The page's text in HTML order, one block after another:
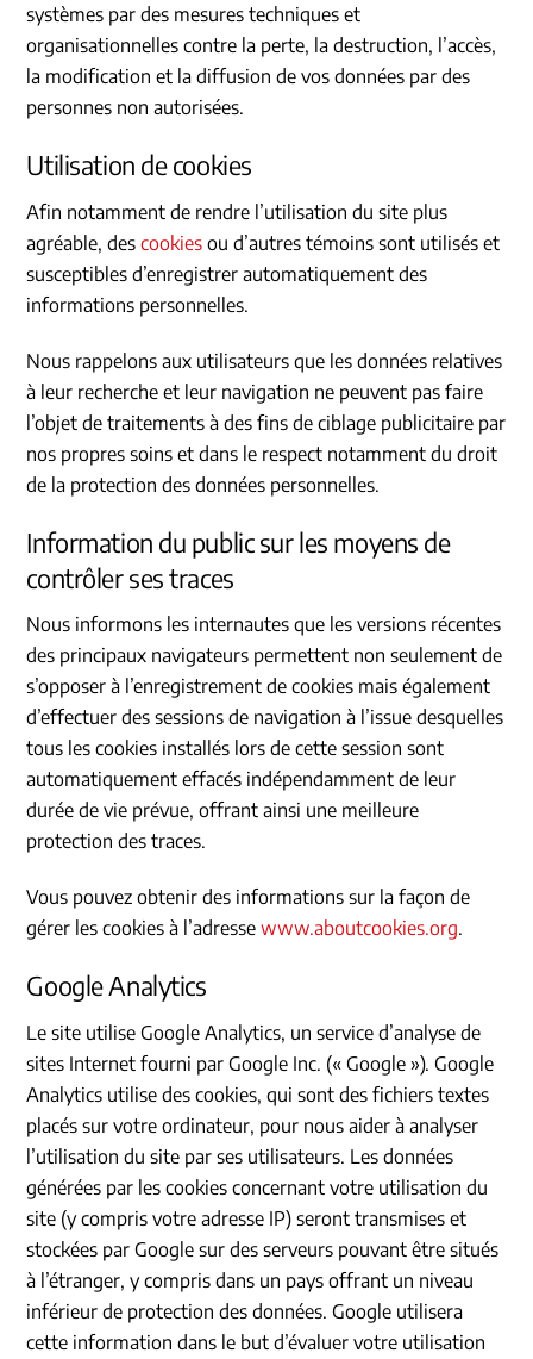
systèmes par des mesures techniques et
organisationnelles contre la perte, la destruction, l’accès,
la modification et la diffusion de vos données par des
personnes non autorisées.
Utilisation de cookies
Afin notamment de rendre l’utilisation du site plus
agréable, descookies ou d’autres témoins sont utilisés et
susceptibles d’enregistrer automatiquement des
informations personnelles.
Nous rappelons aux utilisateurs que les données relatives
à leur recherche et leur navigation ne peuvent pas faire
l’objet de traitements à des fins de ciblage publicitaire par
nos propres soins et dans le respect notamment du droit
de la protection des données personnelles.
Information du public sur les moyens de
contrôler ses traces
Nous informons les internautes que les versions récentes
des principaux navigateurs permettent non seulement de
s’opposer à l’enregistrement de cookies mais également
d’effectuer des sessions de navigation à l’issue desquelles
tous les cookies installés lors de cette session sont
automatiquement effacés indépendamment de leur
durée de vie prévue, offrant ainsi une meilleure
protection des traces.
Vous pouvez obtenir des informations sur la façon de
gérer les cookies à l’adressewww.aboutcookies.org.
Google Analytics
Le site utilise Google Analytics, un service d’analyse de
sites Internet fourni par Google Inc. (« Google »). Google
Analytics utilise des cookies, qui sont des fichiers textes
placés sur votre ordinateur, pour nous aider à analyser
l’utilisation du site par ses utilisateurs. Les données
générées par les cookies concernant votre utilisation du
site (y compris votre adresse IP) seront transmises et
stockées par Google sur des serveurs pouvant être situés
à l’étranger, y compris dans un pays offrant un niveau
inférieur de protection des données. Google utilisera
cette information dans le but d’évaluer votre utilisation